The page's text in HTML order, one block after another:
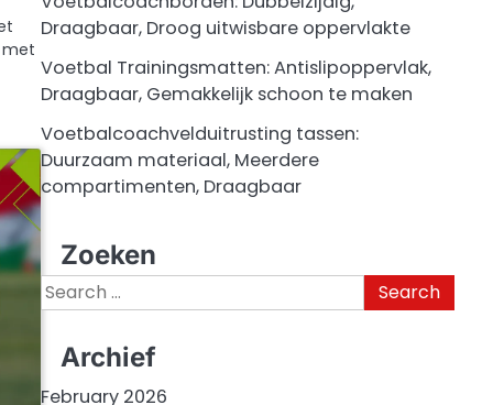
Draagbaar, Droog uitwisbare oppervlakte
Voetbal Trainingsmatten: Antislipoppervlak,
Draagbaar, Gemakkelijk schoon te maken
Voetbalcoachvelduitrusting tassen:
Duurzaam materiaal, Meerdere
compartimenten, Draagbaar
Zoeken
Search
for:
Archief
February 2026